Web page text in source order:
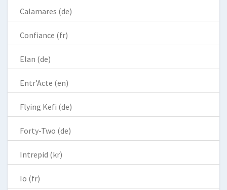
Calamares (de)
Confiance (fr)
Elan (de)
Entr’Acte (en)
Flying Kefi (de)
Forty-Two (de)
Intrepid (kr)
Io (fr)